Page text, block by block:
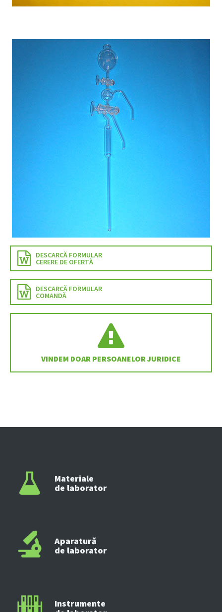
DESCARCĂ FORMULAR
CERERE DE OFERTĂ
DESCARCĂ FORMULAR
COMANDĂ
VINDEM DOAR PERSOANELOR JURIDICE
Materiale
de laborator
Aparatură
de laborator
Instrumente